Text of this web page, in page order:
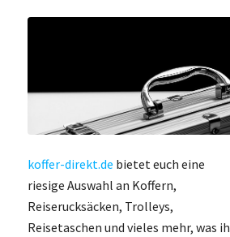
koffer-direkt.de bietet euch eine
riesige Auswahl an Koffern,
Reiserucksäcken, Trolleys,
Reisetaschen und vieles mehr, was